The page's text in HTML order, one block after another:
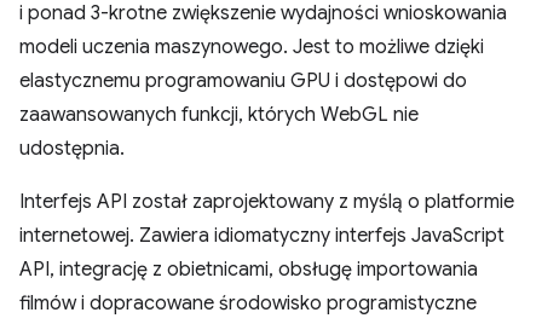
i ponad 3-krotne zwiększenie wydajności wnioskowania
modeli uczenia maszynowego. Jest to możliwe dzięki
elastycznemu programowaniu GPU i dostępowi do
zaawansowanych funkcji, których WebGL nie
udostępnia.
Interfejs API został zaprojektowany z myślą o platformie
internetowej. Zawiera idiomatyczny interfejs JavaScript
API, integrację z obietnicami, obsługę importowania
filmów i dopracowane środowisko programistyczne